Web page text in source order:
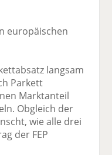
europäischen
langsam
Parkett
Marktanteil
Obgleich der
wie alle drei
der FEP